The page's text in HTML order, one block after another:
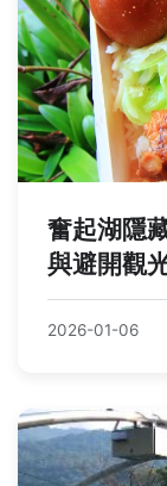
奮起湖隱
與避開觀
2026-01-06